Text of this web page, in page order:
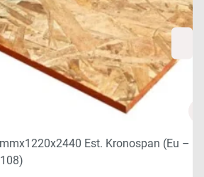
Est. Kronospan (eu –